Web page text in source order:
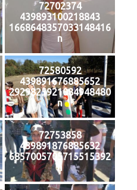
72702374
439893100218843
1668648357033148416
n
72580592
439891676885652
2929825921084948480
n
72753858
439891876885632
6857005705715515392
n